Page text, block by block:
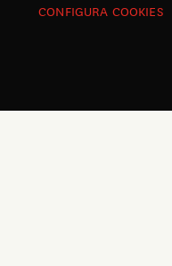
CONFIGURA COOKIES